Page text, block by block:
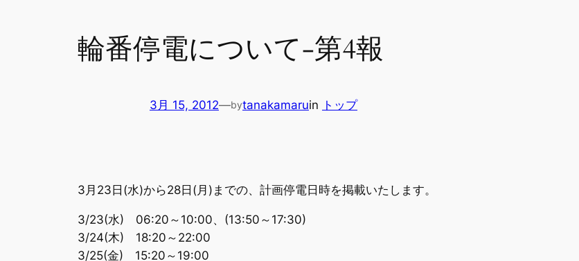
輪番停電について-第4報
3月 15, 2012—bytanakamaruin トップ
3月23日(水)から28日(月)までの、計画停電日時を掲載いたします。
3/23(水) 06:20～10:00、(13:50～17:30)
3/24(木) 18:20～22:00
3/25(金) 15:20～19:00